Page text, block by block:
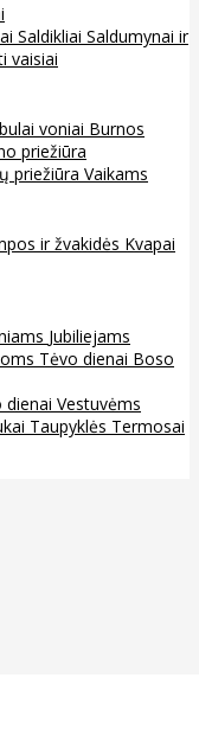
Saldikliai Saldumynai ir
vaisiai
voniai Burnos
priežiūra
priežiūra Vaikams
ir žvakidės Kvapai
Jubiliejams
Tėvo dienai Boso
dienai Vestuvėms
Taupyklės Termosai